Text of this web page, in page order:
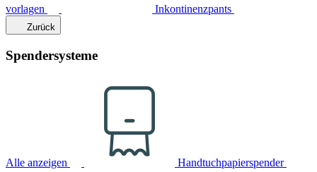
vorlagen Inkontinenzpants
Zurück
Spendersysteme
Alle anzeigen Handtuchpapierspender